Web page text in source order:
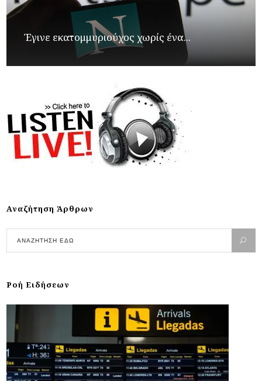
Έγινε εκατομμυριούχος χωρίς ένα...
Αναζήτηση Άρθρων
Ροή Ειδήσεων